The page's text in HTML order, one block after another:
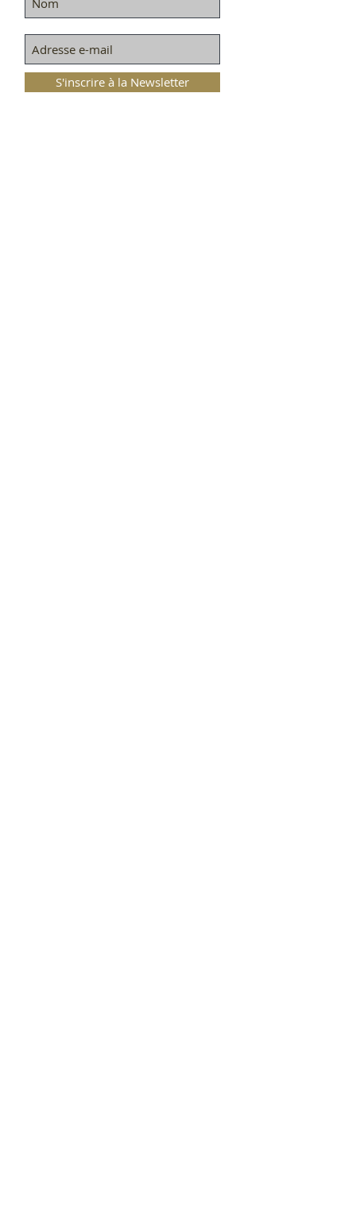
S'inscrire à la Newsletter